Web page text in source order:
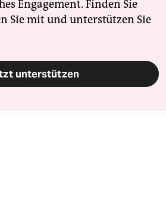
Engagement. Finden Sie
Sie mit und unterstützen Sie
unterstützen